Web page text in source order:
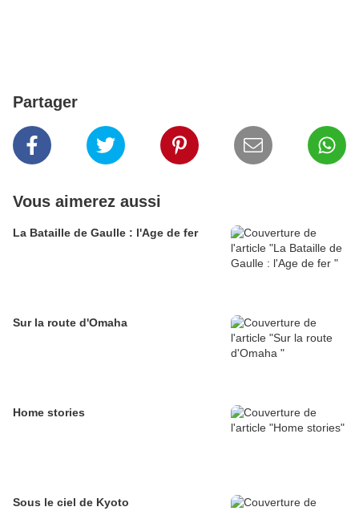
Partager
Vous aimerez aussi
La Bataille de Gaulle : l'Age de fer
Sur la route d'Omaha
Home stories
Sous le ciel de Kyoto